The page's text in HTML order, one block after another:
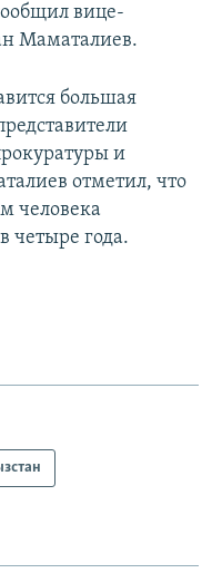
вице-
Маматалиев.
большая
и
отметил, что
человека
четыре года.